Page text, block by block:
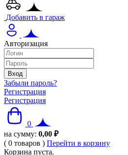
Добавить в гараж
Авторизация
Забыли пароль?
Регистрация
Регистрация
0
на сумму: 0,00 ₽
( 0 товаров ) Перейти в корзину
Корзина пуста.